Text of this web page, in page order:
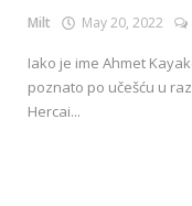
Milt May 20, 2022
Iako je ime Ahmet
poznato po učešću u
Hercai...